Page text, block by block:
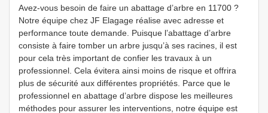
Avez-vous besoin de faire un abattage d’arbre en 11700 ?
Notre équipe chez JF Elagage réalise avec adresse et
performance toute demande. Puisque l’abattage d’arbre
consiste à faire tomber un arbre jusqu’à ses racines, il est
pour cela très important de confier les travaux à un
professionnel. Cela évitera ainsi moins de risque et offrira
plus de sécurité aux différentes propriétés. Parce que le
professionnel en abattage d’arbre dispose les meilleures
méthodes pour assurer les interventions, notre équipe est